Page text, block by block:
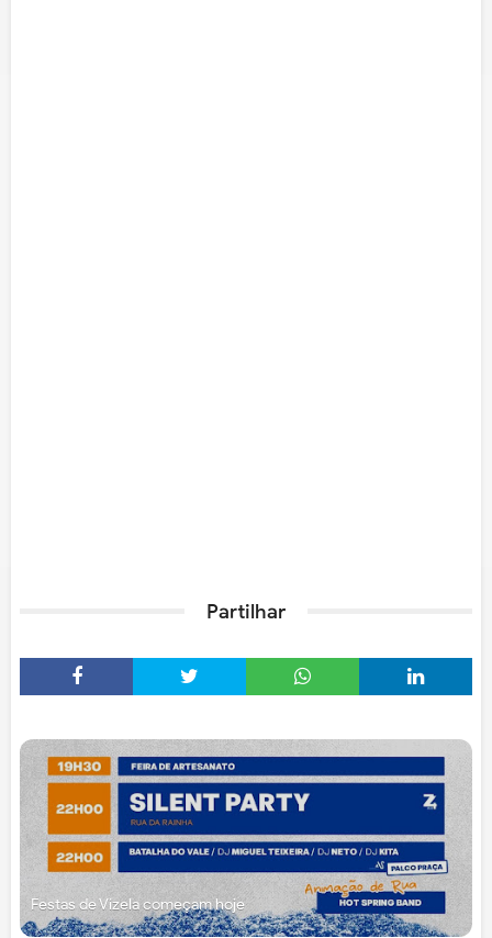
Partilhar
Festas de Vizela começam hoje